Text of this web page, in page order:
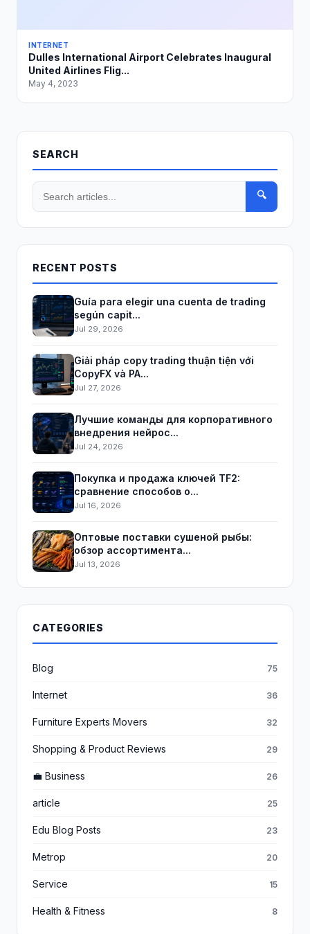
INTERNET
Dulles International Airport Celebrates Inaugural
United Airlines Flig...
May 4, 2023
SEARCH
🔍
RECENT POSTS
Guía para elegir una cuenta de trading
según capit...
Jul 29, 2026
Giải pháp copy trading thuận tiện với
CopyFX và PA...
Jul 27, 2026
Лучшие команды для корпоративного
внедрения нейрос...
Jul 24, 2026
Покупка и продажа ключей TF2:
сравнение способов о...
Jul 16, 2026
Оптовые поставки сушеной рыбы:
обзор ассортимента...
Jul 13, 2026
CATEGORIES
Blog 75
Internet 36
Furniture Experts Movers 32
Shopping & Product Reviews 29
💼 Business 26
article 25
Edu Blog Posts 23
Metrop 20
Service 15
Health & Fitness 8